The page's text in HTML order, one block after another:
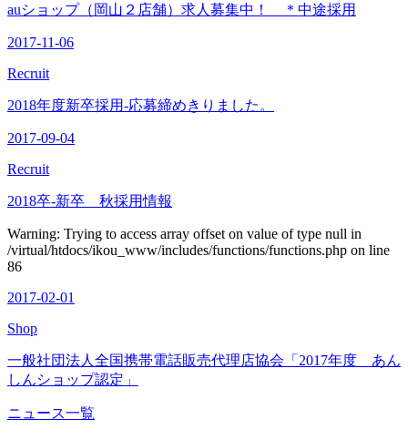
auショップ（岡山２店舗）求人募集中！ ＊中途採用
2017-11-06
Recruit
2018年度新卒採用-応募締めきりました。
2017-09-04
Recruit
2018卒-新卒 秋採用情報
Warning: Trying to access array offset on value of type null in
/virtual/htdocs/ikou_www/includes/functions/functions.php on line
86
2017-02-01
Shop
一般社団法人全国携帯電話販売代理店協会「2017年度 あん
しんショップ認定」
ニュース一覧